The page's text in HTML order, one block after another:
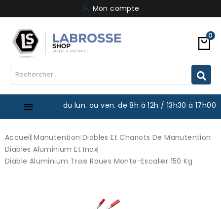
Mon compte
0
 du lun. au ven. de 8h à 12h / 13h30 à 17h00
Accueil Manutention Diables Et Chariots De Manutention
Diables Aluminium Et Inox
Diable Aluminium Trois Roues Monte-Escalier 150 Kg